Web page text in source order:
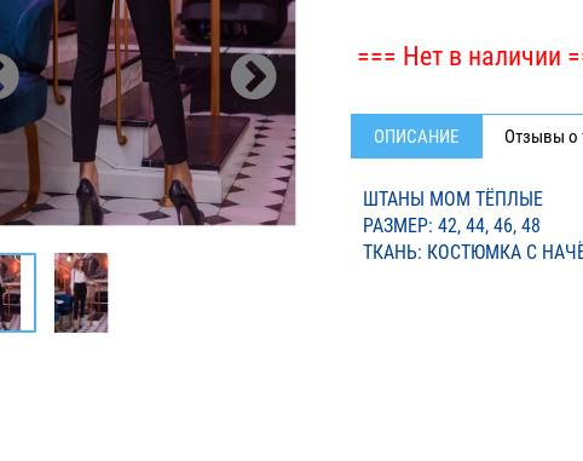
=== Нет в наличии
ОПИСАНИЕ Отзывы о
ШТАНЫ МОМ ТЁПЛЫЕ
РАЗМЕР: 42, 44, 46, 48
ТКАНЬ: КОСТЮМКА С